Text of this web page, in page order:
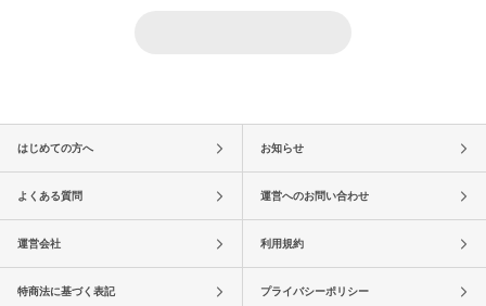
はじめての方へ お知らせ
よくある質問 運営へのお問い合わせ
運営会社 利用規約
特商法に基づく表記 プライバシーポリシー